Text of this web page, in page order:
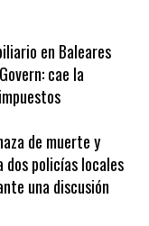
en Baleares
cae la
de muerte y
policías locales
una discusión